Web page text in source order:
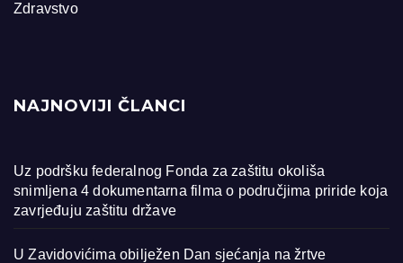
Zdravstvo
NAJNOVIJI ČLANCI
Uz podršku federalnog Fonda za zaštitu okoliša
snimljena 4 dokumentarna filma o područjima priride koja
zavrjeđuju zaštitu države
U Zavidovićima obilježen Dan sjećanja na žrtve